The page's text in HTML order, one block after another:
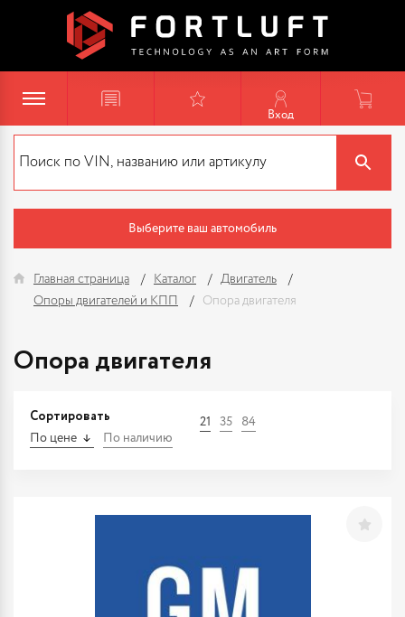
Вход
Выберите ваш автомобиль
Главная страница Каталог
Двигатель
Опоры двигателей и КПП
Опора двигателя
Опора двигателя
Сортировать
По цене По наличию
21 35 84